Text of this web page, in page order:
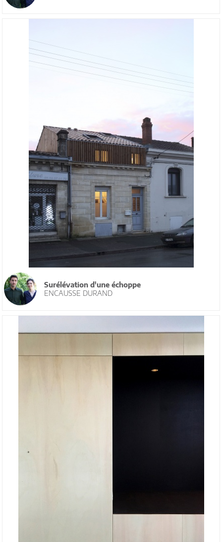
Surélévation d'une échoppe
ENCAUSSE DURAND